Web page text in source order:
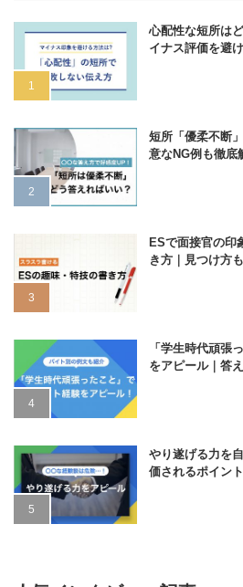
心配性な短所は
イナス評価を避
短所「優柔不断
意なNG例も徹底
ESで面接官の印
き方｜見つけ方
「学生時代頑張
をアピール｜答
やり遂げる力を
価されるポイン